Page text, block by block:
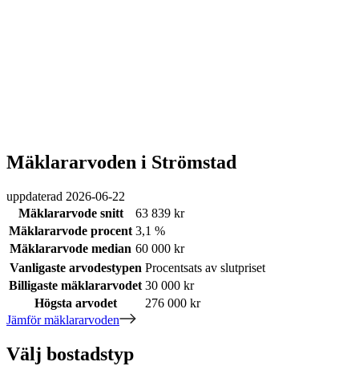
Mäklararvoden i Strömstad
uppdaterad 2026-06-22
Mäklararvode snitt
63 839 kr
Mäklararvode procent 3,1 %
Mäklararvode median 60 000 kr
Vanligaste arvodestypen Procentsats av slutpriset
Billigaste mäklararvodet 30 000 kr
Högsta arvodet
276 000 kr
Jämför mäklararvoden
Välj bostadstyp